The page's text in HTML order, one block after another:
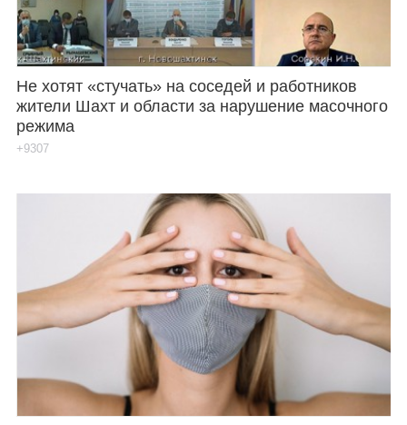
Не хотят «стучать» на соседей и работников
жители Шахт и области за нарушение масочного
режима
+9307